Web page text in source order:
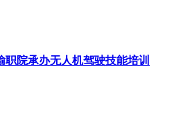
职院承办无人机驾驶技能培训